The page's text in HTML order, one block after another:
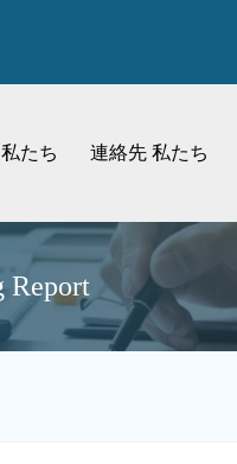
たち 連絡先 私たち
Report